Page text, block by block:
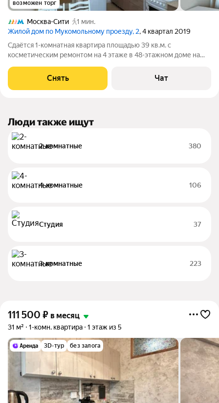
возможен торг
Москва-Сити
1 мин.
Жилой дом по Мукомольному проезду, 2, 4 квартал 2019
Сдаётся 1-комнатная квартира площадью 39 кв.м. с
косметическим ремонтом на 4 этаже в 48-этажном доме на
выходят во двор. Есть
Снять Чат
Люди также ищут
2-комнатные 380
4-комнатные 106
Студия 37
3-комнатные 223
111 500 ₽ в месяц
31 м² 1-комн. квартира 1 этаж из 5
3D-тур без залога